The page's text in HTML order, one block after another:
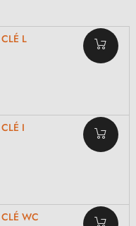
L
I
WC